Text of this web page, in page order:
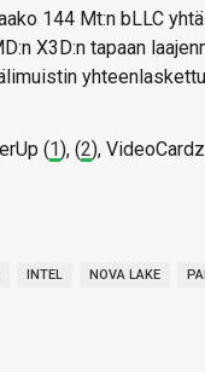
144 Mt:n bLLC
X3D:n tapaan
(1), (2),
INTEL NOVA LAKE